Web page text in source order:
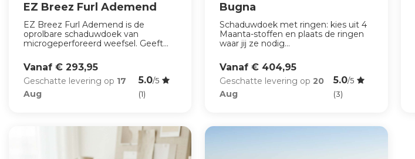
EZ Breez Furl Ademend
EZ Breez Furl Ademend is de
oprolbare schaduwdoek van
microgeperforeerd weefsel. Geeft...
Vanaf € 293,95
Geschatte levering op 17
Aug
5.0/5
(1)
Bugna
Schaduwdoek met ringen: kies uit 4
Maanta-stoffen en plaats de ringen
waar jij ze nodig...
Vanaf € 404,95
Geschatte levering op20
Aug
5.0/5
(3)